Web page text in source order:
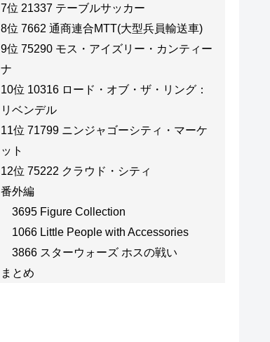
7位 21337 テーブルサッカー
8位 7662 通商連合MTT(大型兵員輸送車)
9位 75290 モス・アイズリー・カンティー
ナ
10位 10316 ロード・オブ・ザ・リング：
リベンデル
11位 71799 ニンジャゴーシティ・マーケ
ット
12位 75222 クラウド・シティ
番外編
3695 Figure Collection
1066 Little People with Accessories
3866 スターウォーズ ホスの戦い
まとめ